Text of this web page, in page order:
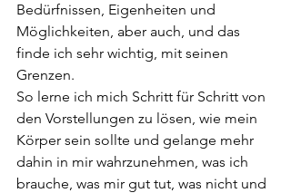
Bedürfnissen, Eigenheiten und
Möglichkeiten, aber auch, und das
finde ich sehr wichtig, mit seinen
Grenzen.
So lerne ich mich Schritt für Schritt von
den Vorstellungen zu lösen, wie mein
Körper sein sollte und gelange mehr
dahin in mir wahrzunehmen, was ich
brauche, was mir gut tut, was nicht und